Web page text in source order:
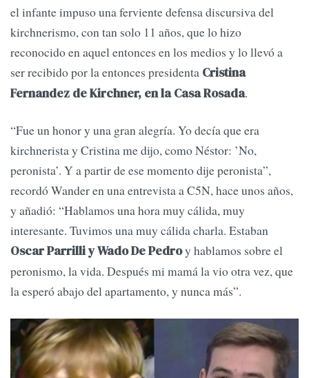
el infante impuso una ferviente defensa discursiva del
kirchnerismo, con tan solo 11 años, que lo hizo
reconocido en aquel entonces en los medios y lo llevó a
ser recibido por la entonces presidenta Cristina
Fernandez de Kirchner, en la Casa Rosada.
“Fue un honor y una gran alegría. Yo decía que era
kirchnerista y Cristina me dijo, como Néstor: ’No,
peronista’. Y a partir de ese momento dije peronista”,
recordó Wander en una entrevista a C5N, hace unos años,
y añadió: “Hablamos una hora muy cálida, muy
interesante. Tuvimos una muy cálida charla. Estaban
Oscar Parrilli y Wado De Pedroy hablamos sobre el
peronismo, la vida. Después mi mamá la vio otra vez, que
la esperó abajo del apartamento, y nunca más”.